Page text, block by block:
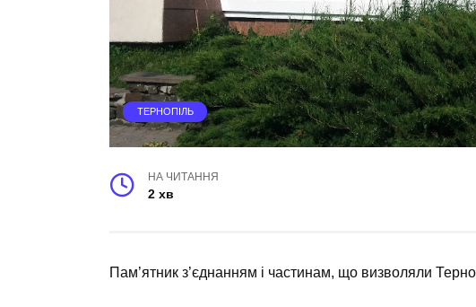
ТЕРНОПІЛЬ
НА ЧИТАННЯ
2 хв
Пам’ятник з’єднанням і частинам, що визволяли